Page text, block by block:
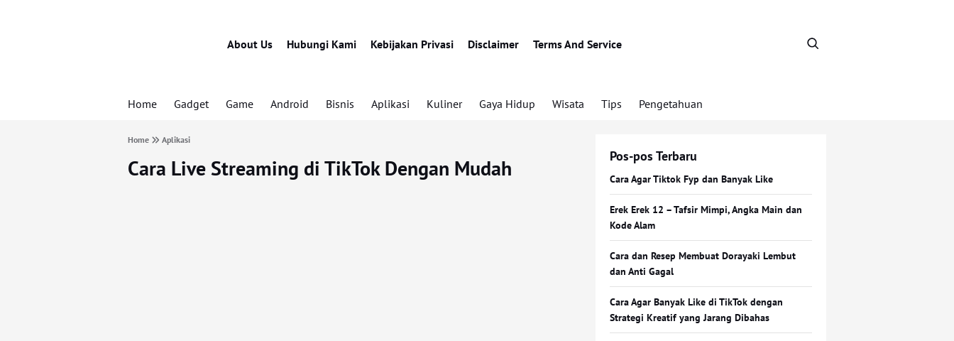
About Us Hubungi Kami Kebijakan Privasi Disclaimer Terms And Service
Home Gadget Game Android Bisnis Aplikasi Kuliner Gaya Hidup Wisata Tips Pengetahuan
Home Aplikasi
Cara Live Streaming di TikTok Dengan Mudah Pos-pos Terbaru
Cara Agar Tiktok Fyp dan Banyak Like
Erek Erek 12 – Tafsir Mimpi, Angka Main dan
Kode Alam
Cara dan Resep Membuat Dorayaki Lembut
dan Anti Gagal
Cara Agar Banyak Like di TikTok dengan
Strategi Kreatif yang Jarang Dibahas